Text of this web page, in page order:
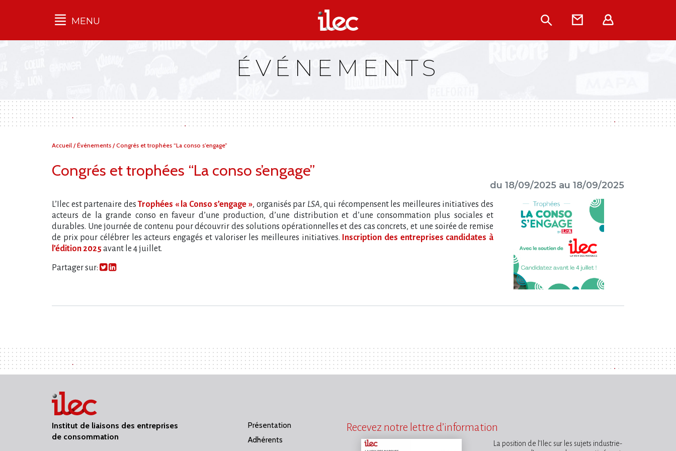
Qu'est-ce que l’Ilec
Campagnes
multimarques
MENU Rechercher
Contact
ÉVÉNEMENTS
Vous
Accueil /Événements /Congrés et trophées “La conso s’engage”
Congrés et trophées “La conso s’engage”
du 18/09/2025 au 18/09/2025
L’Ilec est partenaire desTrophées « la Conso s’engage », organisés par LSA, qui récompensent les meilleures initiatives des
acteurs de la grande conso en faveur d’une production, d’une distribution et d’une consommation plus sociales et
durables. Une journée de contenu pour découvrir des solutions opérationnelles et des cas concrets, et une soirée de remise
de prix pour célébrer les acteurs engagés et valoriser les meilleures initiatives.
Inscription des entreprises candidates à
l’édition 2025 avant le 4 juillet.
Partager sur:
Institut de liaisons des entreprises
de consommation
Présentation
Adhérents
Recevez notre lettre d’information
La position de l’Ilec sur les sujets industrie-